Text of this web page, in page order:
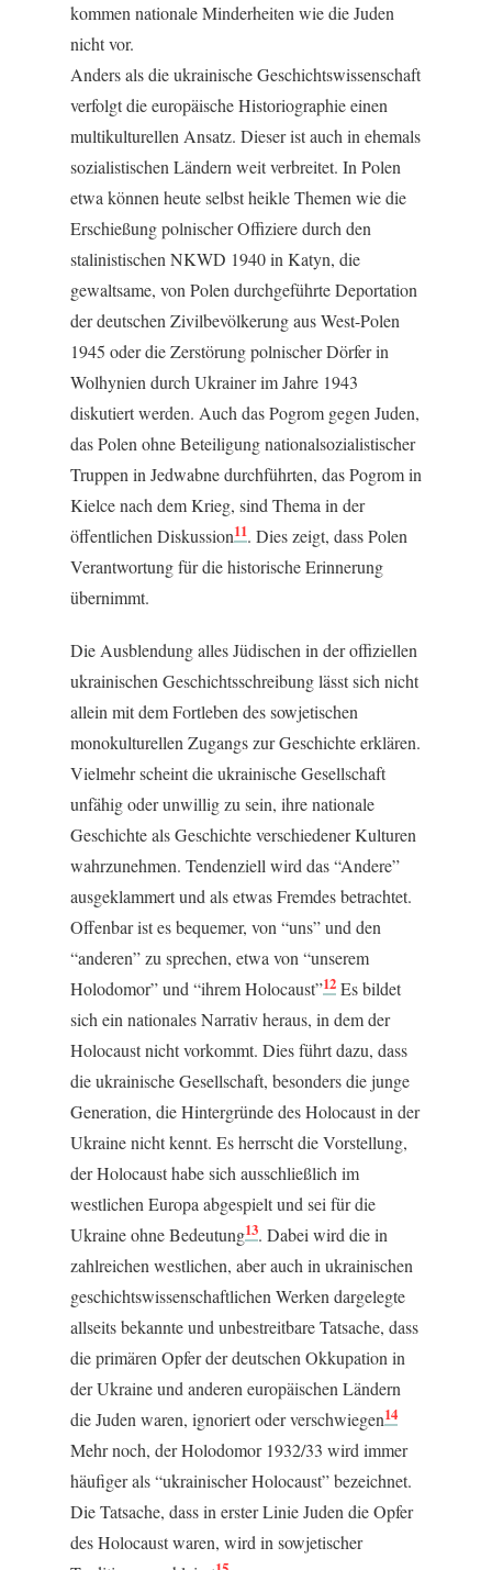
kommen nationale Minderheiten wie die Juden
nicht vor.
Anders als die ukrainische Geschichtswissenschaft
verfolgt die europäische Historiographie einen
multikulturellen Ansatz. Dieser ist auch in ehemals
sozialistischen Ländern weit verbreitet. In Polen
etwa können heute selbst heikle Themen wie die
Erschießung polnischer Offiziere durch den
stalinistischen NKWD 1940 in Katyn, die
gewaltsame, von Polen durchgeführte Deportation
der deutschen Zivilbevölkerung aus West-Polen
1945 oder die Zerstörung polnischer Dörfer in
Wolhynien durch Ukrainer im Jahre 1943
diskutiert werden. Auch das Pogrom gegen Juden,
das Polen ohne Beteiligung nationalsozialistischer
Truppen in Jedwabne durchführten, das Pogrom in
Kielce nach dem Krieg, sind Thema in der
öffentlichen Diskussion11. Dies zeigt, dass Polen
Verantwortung für die historische Erinnerung
übernimmt.
Die Ausblendung alles Jüdischen in der offiziellen
ukrainischen Geschichtsschreibung lässt sich nicht
allein mit dem Fortleben des sowjetischen
monokulturellen Zugangs zur Geschichte erklären.
Vielmehr scheint die ukrainische Gesellschaft
unfähig oder unwillig zu sein, ihre nationale
Geschichte als Geschichte verschiedener Kulturen
wahrzunehmen. Tendenziell wird das “Andere”
ausgeklammert und als etwas Fremdes betrachtet.
Offenbar ist es bequemer, von “uns” und den
“anderen” zu sprechen, etwa von “unserem
Holodomor” und “ihrem Holocaust”12 Es bildet
sich ein nationales Narrativ heraus, in dem der
Holocaust nicht vorkommt. Dies führt dazu, dass
die ukrainische Gesellschaft, besonders die junge
Generation, die Hintergründe des Holocaust in der
Ukraine nicht kennt. Es herrscht die Vorstellung,
der Holocaust habe sich ausschließlich im
westlichen Europa abgespielt und sei für die
Ukraine ohne Bedeutung13. Dabei wird die in
zahlreichen westlichen, aber auch in ukrainischen
geschichtswissenschaftlichen Werken dargelegte
allseits bekannte und unbestreitbare Tatsache, dass
die primären Opfer der deutschen Okkupation in
der Ukraine und anderen europäischen Ländern
die Juden waren, ignoriert oder verschwiegen14
Mehr noch, der Holodomor 1932/33 wird immer
häufiger als “ukrainischer Holocaust” bezeichnet.
Die Tatsache, dass in erster Linie Juden die Opfer
des Holocaust waren, wird in sowjetischer